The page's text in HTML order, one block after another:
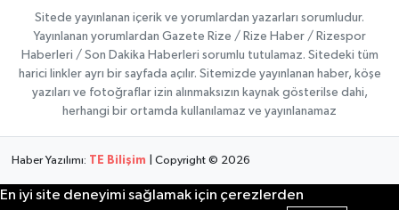
Sitede yayınlanan içerik ve yorumlardan yazarları sorumludur.
Yayınlanan yorumlardan Gazete Rize / Rize Haber / Rizespor
Haberleri / Son Dakika Haberleri sorumlu tutulamaz. Sitedeki tüm
harici linkler ayrı bir sayfada açılır. Sitemizde yayınlanan haber, köşe
yazıları ve fotoğraflar izin alınmaksızın kaynak gösterilse dahi,
herhangi bir ortamda kullanılamaz ve yayınlanamaz
Haber Yazılımı: TE Bilişim | Copyright © 2026
En iyi site deneyimi sağlamak için çerezlerden